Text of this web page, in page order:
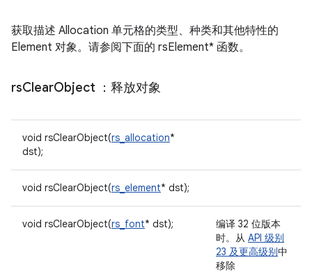
获取描述 Allocation 单元格的类型、种类和其他特性的
Element 对象。请参阅下面的 rsElement* 函数。
rsClearObject ：释放对象
void rsClearObject(rs_allocation*
dst);
void rsClearObject(rs_element* dst);
void rsClearObject(rs_font* dst);
编译 32 位版本
时。从 API 级别
23 及更高级别中
移除